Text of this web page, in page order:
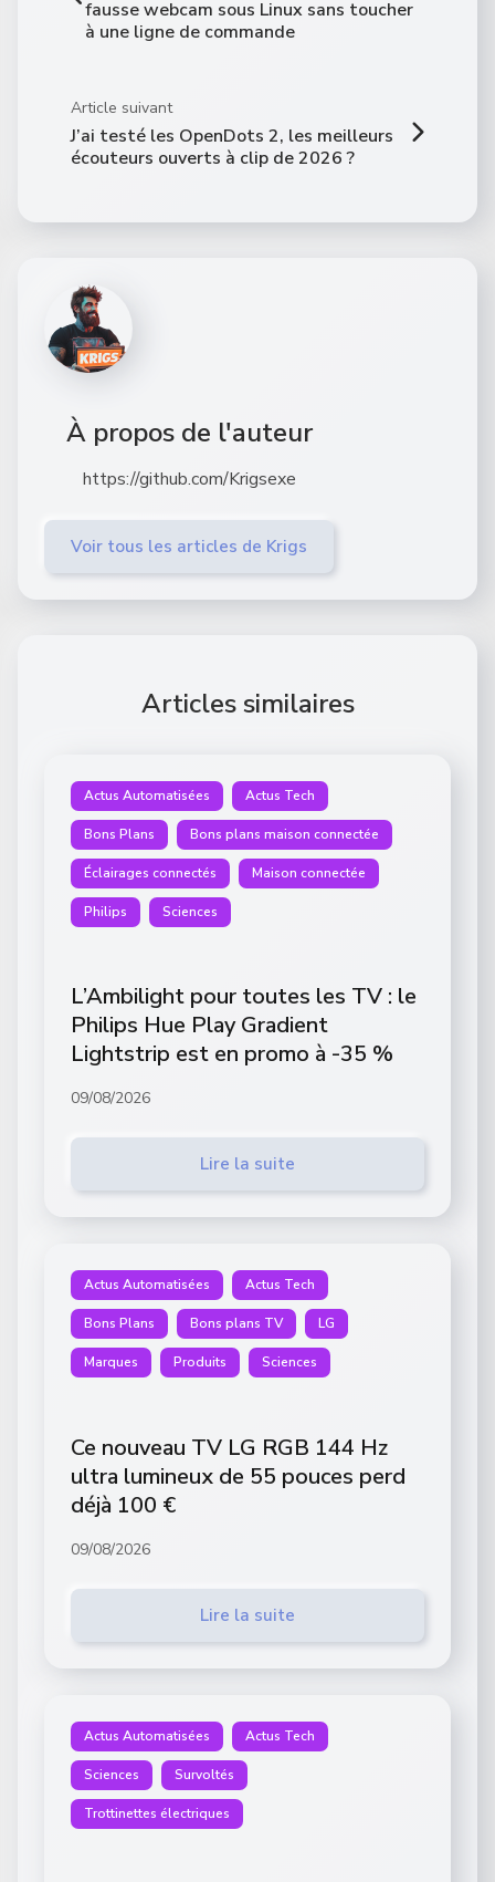
fausse webcam sous Linux sans toucher
à une ligne de commande
Article suivant
J’ai testé les OpenDots 2, les meilleurs
écouteurs ouverts à clip de 2026 ?
À propos de l'auteur
https://github.com/Krigsexe
Voir tous les articles de Krigs
Articles similaires
Actus Automatisées Actus Tech
Bons Plans Bons plans maison connectée
Éclairages connectés Maison connectée
Philips Sciences
L’Ambilight pour toutes les TV : le
Philips Hue Play Gradient
Lightstrip est en promo à -35 %
09/08/2026
Lire la suite
Actus Automatisées Actus Tech
Bons Plans Bons plans TV LG
Marques Produits Sciences
Ce nouveau TV LG RGB 144 Hz
ultra lumineux de 55 pouces perd
déjà 100 €
09/08/2026
Lire la suite
Actus Automatisées Actus Tech
Sciences Survoltés
Trottinettes électriques